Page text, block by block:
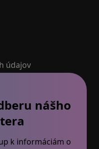
údajov
nášho
k informáciám o